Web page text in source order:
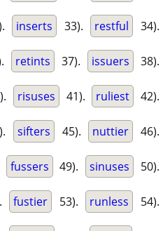
inserts 33). restful 34).
retints 37). issuers 38).
risuses 41). ruliest 42).
sifters 45). nuttier 46).
fussers 49). sinuses 50).
fustier 53). runless 54).